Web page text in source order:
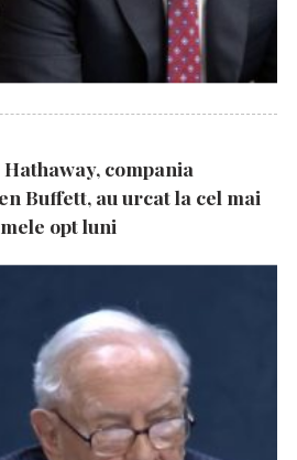
compania
Buffett, au urcat la cel mai
opt luni